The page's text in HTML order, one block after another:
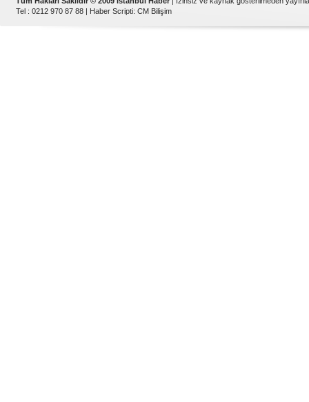
Tel : 0212 970 87 88 | Haber Scripti: CM Bilişim